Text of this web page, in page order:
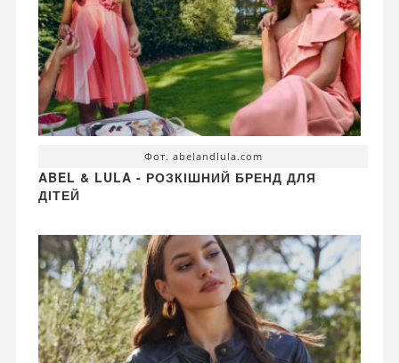
Фот. abelandlula.com
ABEL & LULA - РОЗКІШНИЙ БРЕНД ДЛЯ
ДІТЕЙ